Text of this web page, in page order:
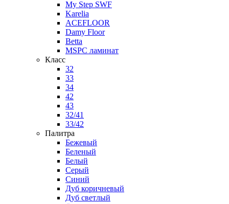
My Step SWF
Karelia
ACEFLOOR
Damy Floor
Betta
MSPC ламинат
Класс
32
33
34
42
43
32/41
33/42
Палитра
Бежевый
Беленый
Белый
Серый
Синий
Дуб коричневый
Дуб светлый